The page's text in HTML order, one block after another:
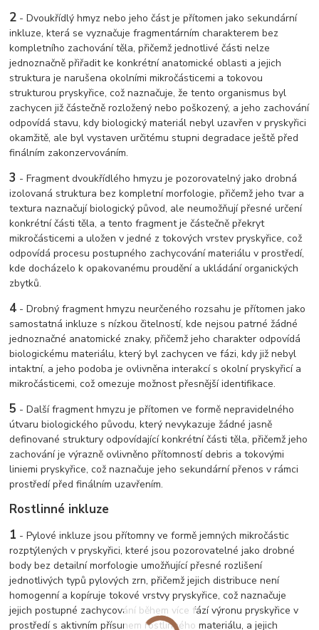
2 -Dvoukřídlý hmyz nebo jeho část je přítomen jako sekundární
inkluze, která se vyznačuje fragmentárním charakterem bez
kompletního zachování těla, přičemž jednotlivé části nelze
jednoznačně přiřadit ke konkrétní anatomické oblasti a jejich
struktura je narušena okolními mikročásticemi a tokovou
strukturou pryskyřice, což naznačuje, že tento organismus byl
zachycen již částečně rozložený nebo poškozený, a jeho zachování
odpovídá stavu, kdy biologický materiál nebyl uzavřen v pryskyřici
okamžitě, ale byl vystaven určitému stupni degradace ještě před
finálním zakonzervováním.
3 -Fragment dvoukřídlého hmyzu je pozorovatelný jako drobná
izolovaná struktura bez kompletní morfologie, přičemž jeho tvar a
textura naznačují biologický původ, ale neumožňují přesné určení
konkrétní části těla, a tento fragment je částečně překryt
mikročásticemi a uložen v jedné z tokových vrstev pryskyřice, což
odpovídá procesu postupného zachycování materiálu v prostředí,
kde docházelo k opakovanému proudění a ukládání organických
zbytků.
4 -Drobný fragment hmyzu neurčeného rozsahu je přítomen jako
samostatná inkluze s nízkou čitelností, kde nejsou patrné žádné
jednoznačné anatomické znaky, přičemž jeho charakter odpovídá
biologickému materiálu, který byl zachycen ve fázi, kdy již nebyl
intaktní, a jeho podoba je ovlivněna interakcí s okolní pryskyřicí a
mikročásticemi, což omezuje možnost přesnější identifikace.
5 -Další fragment hmyzu je přítomen ve formě nepravidelného
útvaru biologického původu, který nevykazuje žádné jasně
definované struktury odpovídající konkrétní části těla, přičemž jeho
zachování je výrazně ovlivněno přítomností debris a tokovými
liniemi pryskyřice, což naznačuje jeho sekundární přenos v rámci
prostředí před finálním uzavřením.
Rostlinné inkluze
1 -Pylové inkluze jsou přítomny ve formě jemných mikročástic
rozptýlených v pryskyřici, které jsou pozorovatelné jako drobné
body bez detailní morfologie umožňující přesné rozlišení
jednotlivých typů pylových zrn, přičemž jejich distribuce není
homogenní a kopíruje tokové vrstvy pryskyřice, což naznačuje
jejich postupné zachycování během více fází výronu pryskyřice v
prostředí s aktivním přísunem rostlinného materiálu, a jejich